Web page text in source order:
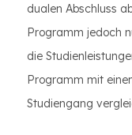
dualen Abschluss
Programm jedoch
die
Programm mit
Studiengang